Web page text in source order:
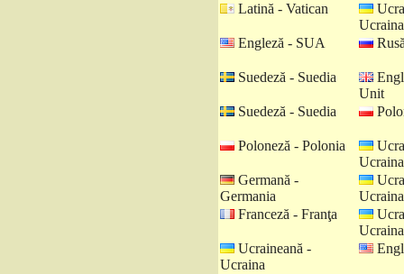
Latină - Vatican
Ucraina
Engleză - SUA
Suedeză - Suedia
Unit
Suedeză - Suedia
Poloneză - Polonia
Ucraina
Germană -
Germania
Ucraina
Franceză - Franţa
Ucraina
Ucraineană -
Ucraina